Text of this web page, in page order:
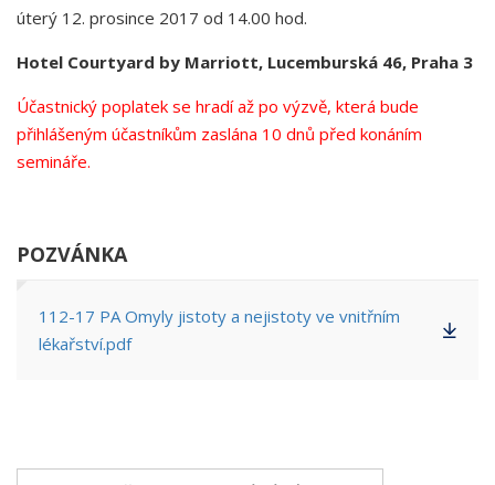
úterý 12. prosince 2017 od 14.00 hod.
Hotel Courtyard by Marriott, Lucemburská 46, Praha 3
Účastnický poplatek se hradí až po výzvě, která bude
přihlášeným účastníkům zaslána 10 dnů před konáním
semináře.
POZVÁNKA
112-17 PA Omyly jistoty a nejistoty ve vnitřním
lékařství.pdf